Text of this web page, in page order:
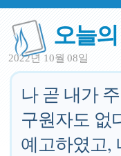
오늘
2022년 10월 08일
나 곧 내가
구원자도 없
예고하였고,